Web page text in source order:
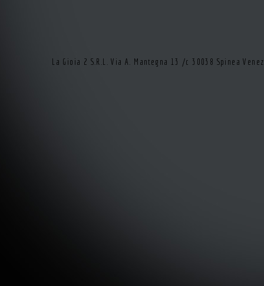
La Gioia 2 S.R.L. Via A. Mantegna 13 /c 30038 Spinea